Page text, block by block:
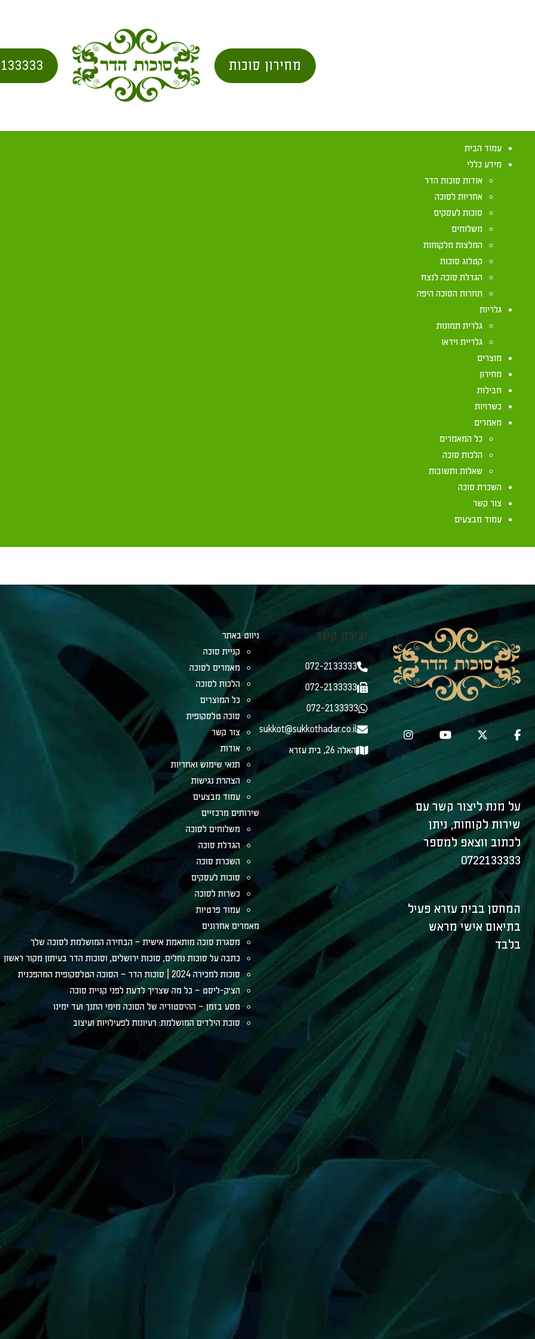
מחירון סוכות
עמוד הבית
מידע כללי
אודות סוכות הדר
אחריות לסוכה
סוכות לעסקים
משלוחים
המלצות מלקוחות
קטלוג סוכות
הגדלת סוכה לנצח
תחרות הסוכה היפה
גלריות
גלרית תמונות
גלריית וידאו
מוצרים
מחירון
חבילות
כשרויות
מאמרים
כל המאמרים
הלכות סוכה
שאלות ותשובות
השכרת סוכה
צור קשר
עמוד מבצעים
נמנום מחוץ לסוכה למי שנמצא
מחוץ לביתו
מי שנוסע בדרך (ואין לו פטור של הולכי דרכים הנ"ל), או שנמצא בבית הכנסת בשיעור וכדו', יש אומרים שצריך לעשות כל
(פסקי תשובות סימן תרלט אות ו). ומי שנרדם לאונסו חוץ לסוכה, יש אומרים שצריך להעירו שיכנס לישון בסוכה (בן איש חי
ש"ר פרשת האזינו ה"ח). וי"א שאין צריך להעירו, כי הישן אינו בר חיובא וכל האיסור לישון חוץ לסוכה הוא רק כשהולך לישון
ולא אחרי שנרדם כבר (הגרש"ז אויערבך הוב"ד בשלמי מועד עמוד קיג). ובחז"ע (עמוד רא) כתב שהרואה את חבירו שנרדם
על מנת ליצור קשר עם
שירות לקוחות, ניתן
לכתוב ווצאפ למספר
0722133333
המחסן בבית עזרא פעיל
בתיאום אישי מראש
בלבד
יצירת קשר
072-2133333
072-2133333
072-2133333
sukkot@sukkothadar.co.il
האלה 26, בית עזרא
ניווט באתר
קניית סוכה
מאמרים לסוכה
הלכות לסוכה
כל המוצרים
סוכה טלסקופית
צור קשר
אודות
תנאי שימוש ואחריות
הצהרת נגישות
עמוד מבצעים
שירותים מרכזיים
משלוחים לסוכה
הגדלת סוכה
השכרת סוכה
סוכות לעסקים
כשרות לסוכה
עמוד פרטיות
מאמרים אחרונים
מסגרת סוכה מותאמת אישית – הבחירה המושלמת לסוכה שלך
כתבה על סוכות נחלים, סוכות ירושלים, וסוכות הדר בעיתון מקור ראשון
סוכות למכירה 2024 | סוכות הדר – הסוכה הטלסקופית המהפכנית
הצ׳ק-ליסט – כל מה שצריך לדעת לפני קניית סוכה
מסע בזמן – ההיסטוריה של הסוכה מימי התנך ועד ימינו
סוכת הילדים המושלמת: רעיונות לפעילויות ועיצוב